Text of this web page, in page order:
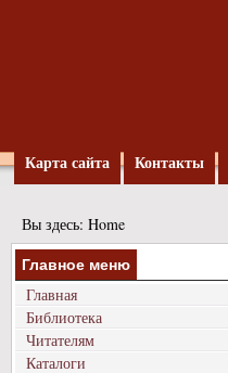
Карта сайта Контакты
Вы здесь: Home
Главное меню
Главная
Библиотека
Читателям
Каталоги